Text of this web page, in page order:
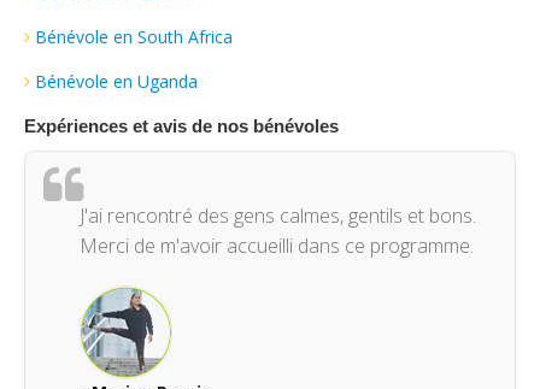
Bénévole en South Africa
Bénévole en Uganda
Expériences et avis de nos bénévoles
J'ai rencontré des gens calmes, gentils et bons.
Merci de m'avoir accueilli dans ce programme.